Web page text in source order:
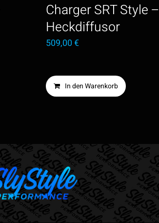
Charger SRT Style –
Heckdiffusor
509,00€
In den Warenkorb